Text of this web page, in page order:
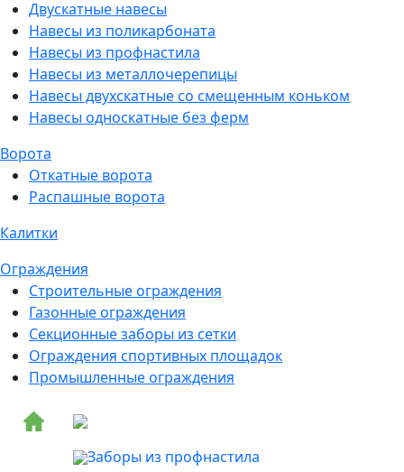
Двускатные навесы
Навесы из поликарбоната
Навесы из профнастила
Навесы из металлочерепицы
Навесы двухскатные со смещенным коньком
Навесы односкатные без ферм
Ворота
Откатные ворота
Распашные ворота
Калитки
Ограждения
Строительные ограждения
Газонные ограждения
Секционные заборы из сетки
Ограждения спортивных площадок
Промышленные ограждения
Заборы из профнастила